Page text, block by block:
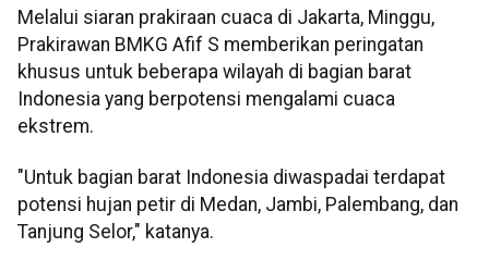
Melalui siaran prakiraan cuaca di Jakarta, Minggu,
Prakirawan BMKG Afif S memberikan peringatan
khusus untuk beberapa wilayah di bagian barat
Indonesia yang berpotensi mengalami cuaca
ekstrem.
"Untuk bagian barat Indonesia diwaspadai terdapat
potensi hujan petir di Medan, Jambi, Palembang, dan
Tanjung Selor," katanya.